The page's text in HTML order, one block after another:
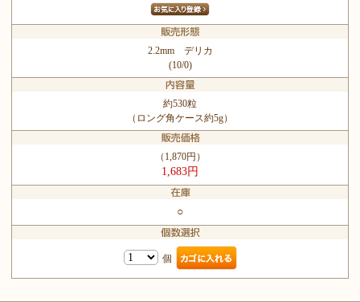
2.2mm デリカ
(10/0)
約530粒
（ロング角ケース約5g）
（1,870円）
1,683円
○
個